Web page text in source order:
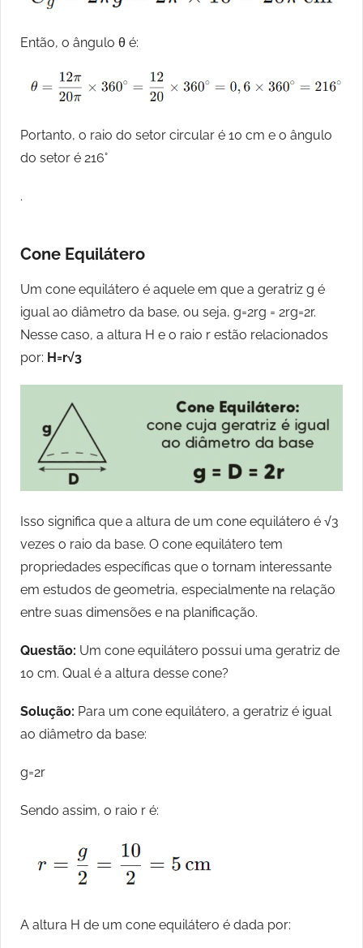
Então, o ângulo θ é:
Portanto, o raio do setor circular é 10 cm e o ângulo
do setor é 216°
.
Cone Equilátero
Um cone equilátero é aquele em que a geratriz g é
igual ao diâmetro da base, ou seja, g=2rg = 2rg=2r.
Nesse caso, a altura H e o raio r estão relacionados
por: H=r√3
Isso significa que a altura de um cone equilátero é √3​
vezes o raio da base. O cone equilátero tem
propriedades específicas que o tornam interessante
em estudos de geometria, especialmente na relação
entre suas dimensões e na planificação.
Questão: Um cone equilátero possui uma geratriz de
10 cm. Qual é a altura desse cone?
Solução: Para um cone equilátero, a geratriz é igual
ao diâmetro da base:
g=2r
Sendo assim, o raio r é:
A altura H de um cone equilátero é dada por: